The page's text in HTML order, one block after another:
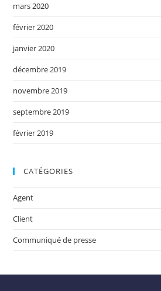
mars 2020
février 2020
janvier 2020
décembre 2019
novembre 2019
septembre 2019
février 2019
CATÉGORIES
Agent
Client
Communiqué de presse